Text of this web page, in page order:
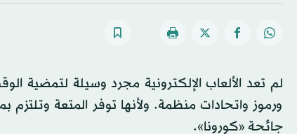
لم تعد الألعاب الإلكترونية مجرد وسيلة لتمضية
ورموز واتحادات منظمة. ولأنها توفر المتعة وتلتزم
جائحة «كورونا».